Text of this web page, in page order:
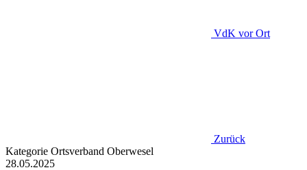
VdK vor Ort
Zurück
Kategorie Ortsverband Oberwesel
28.05.2025